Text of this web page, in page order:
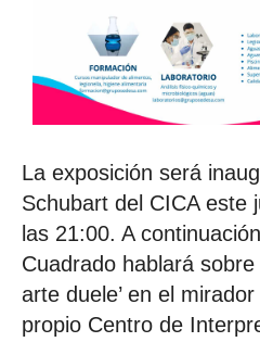
La exposición será
Schubart del CICA este
las 21:00. A
Cuadrado hablará
arte duele’ en el
propio Centro de